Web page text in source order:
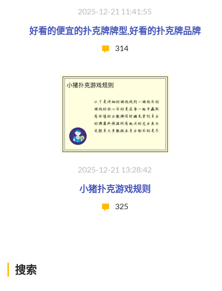
2025-12-21 11:41:55
好看的便宜的扑克牌牌型,好看的扑克牌品牌
314
2025-12-21 13:28:42
小猪扑克游戏规则
325
搜索